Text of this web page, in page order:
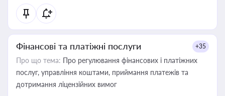
Фінансові та платіжні послуги +35
Про що тема: Про регулювання фінансових і платіжних
послуг, управління коштами, приймання платежів та
дотримання ліцензійних вимог